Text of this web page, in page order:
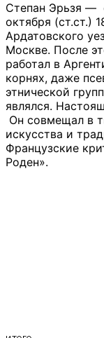
Степан Эрьзя —
октября (ст.ст.)
Ардатовского
Москве. После
работал в
корнях, даже
этнической
являлся.
Он совмещал в
искусства и
Французские
Роден».